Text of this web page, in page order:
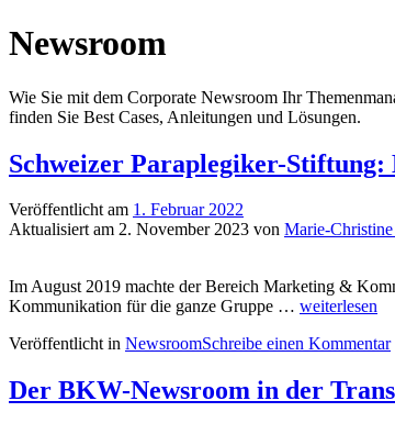
Newsroom
Wie Sie mit dem Corporate Newsroom Ihr
finden Sie Best Cases, Anleitungen und Lösungen.
Schweizer Paraplegiker-Stiftung:
Veröffentlicht am 1. Februar 2022
Aktualisiert am 2. November 2023 von Marie-
Im August 2019 machte der Bereich Marketing &
Kommunikation für die ganze Gruppe … Schweizer
Stiftung:
Einsichten
und
weiterlesen
Veröffentlicht in NewsroomSchreibe einen Kommentar
Der BKW-Newsroom in der